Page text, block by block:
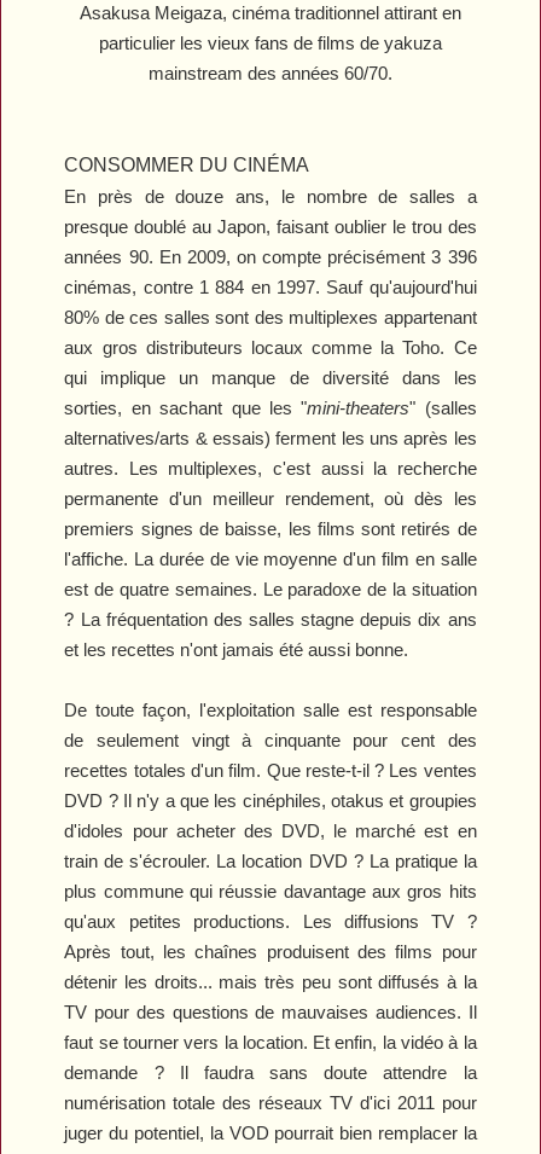
Asakusa Meigaza, cinéma traditionnel attirant en
particulier les vieux fans de films de yakuza
mainstream des années 60/70.
CONSOMMER DU CINÉMA
En près de douze ans, le nombre de salles a
presque doublé au Japon, faisant oublier le trou des
années 90. En 2009, on compte précisément 3 396
cinémas, contre 1 884 en 1997. Sauf qu'aujourd'hui
80% de ces salles sont des multiplexes appartenant
aux gros distributeurs locaux comme la Toho. Ce
qui implique un manque de diversité dans les
sorties, en sachant que les "mini-theaters" (salles
alternatives/arts & essais) ferment les uns après les
autres. Les multiplexes, c'est aussi la recherche
permanente d'un meilleur rendement, où dès les
premiers signes de baisse, les films sont retirés de
l'affiche. La durée de vie moyenne d'un film en salle
est de quatre semaines. Le paradoxe de la situation
? La fréquentation des salles stagne depuis dix ans
et les recettes n'ont jamais été aussi bonne.
De toute façon, l'exploitation salle est responsable
de seulement vingt à cinquante pour cent des
recettes totales d'un film. Que reste-t-il ? Les ventes
DVD ? Il n'y a que les cinéphiles, otakus et groupies
d'idoles pour acheter des DVD, le marché est en
train de s'écrouler. La location DVD ? La pratique la
plus commune qui réussie davantage aux gros hits
qu'aux petites productions. Les diffusions TV ?
Après tout, les chaînes produisent des films pour
détenir les droits... mais très peu sont diffusés à la
TV pour des questions de mauvaises audiences. Il
faut se tourner vers la location. Et enfin, la vidéo à la
demande ? Il faudra sans doute attendre la
numérisation totale des réseaux TV d'ici 2011 pour
juger du potentiel, la VOD pourrait bien remplacer la